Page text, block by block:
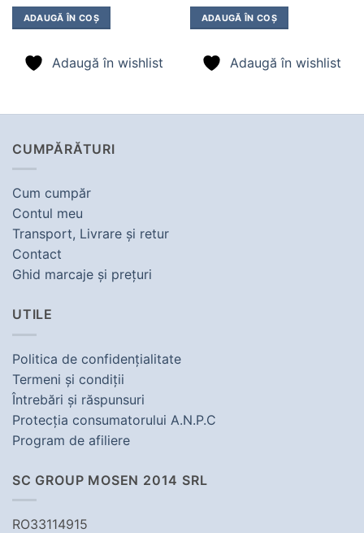
fost:
1.953,00 lei.
1.673,00 lei.
ADAUGĂ ÎN COȘ
Adaugă în wishlist
fost:
2.777,00 lei.
ADAUGĂ ÎN COȘ
Adaugă în wishlist
CUMPĂRĂTURI
Cum cumpăr
Contul meu
Transport, Livrare şi retur
Contact
Ghid marcaje şi preţuri
UTILE
Politica de confidenţialitate
Termeni şi condiţii
Întrebări şi răspunsuri
Protecţia consumatorului A.N.P.C
Program de afiliere
SC GROUP MOSEN 2014 SRL
RO33114915